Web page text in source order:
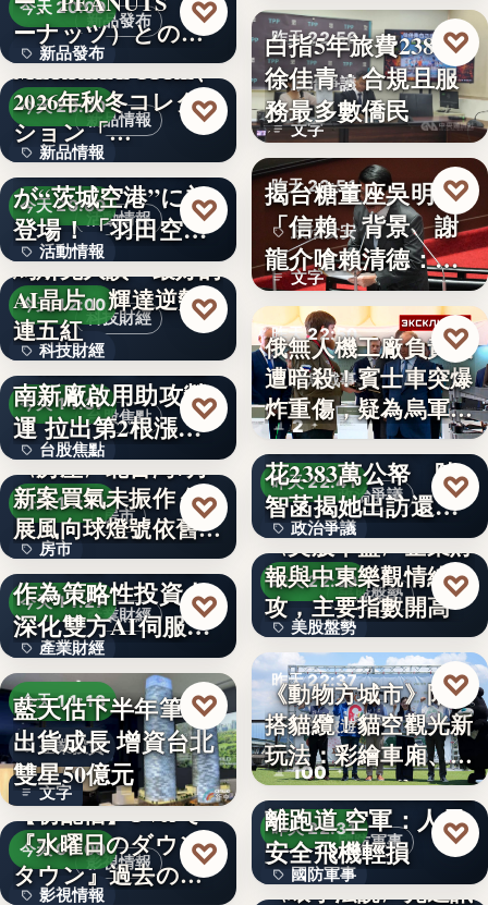
新品發布
今天 20:00
新品發布
12
ーナッツ）との
コ…
♡
新品情報
今天 20:00
新品情報
6
MERRELL 1TRL、
2026年秋冬コレク
ション「…
♡
活動情報
今天 20:00
活動情報
文字
羽田空港限定商品
が“茨城空港”に初
登場！「羽田空港
フェア…
♡
科技財經
今天 12:00
科技財經
15.4%
馬斯克大讚「最好的
AI晶片」輝達逆勢
連五紅
♡
台股焦點
今天 11:37
台股焦點
文字
〈焦點股〉喬山越
南新廠啟用助攻營
運 拉出第2根漲停
但未鎖…
♡
房市
今天 11:31
房市
35.5
〈房產〉北台灣7月
新案買氣未振作 住
展風向球燈號依舊閃
衰…
♡
產業財經
今天 11:27
產業財經
文字
M31私募引進信驊
作為策略性投資人
深化雙方AI伺服
器…
♡
今天 11:18
企業投資
文字
藍天估下半年筆電
出貨成長 增資台北
雙星50億元
♡
影視情報
今天 08:00
影視情報
【初配信】TVerで
『水曜日のダウン
タウン』過去の傑
♡
昨天 22:56
政治爭議
文字
白指5年旅費2383萬
徐佳青：合規且服
務最多數僑民
♡
昨天 22:51
政治食安
文字
揭台糖董座吳明昌
「信賴」背景 謝
龍介嗆賴清德：要
用全台健…
♡
昨天 22:50
俄烏戰事
2
俄無人機工廠負責人
遭暗殺！賓士車突爆
炸重傷，疑為烏軍針
對…
♡
政治爭議
昨天 22:41
政治爭議
文字
徐佳青5年出國47次
花2383萬公帑 陳
智菡揭她出訪還
安…
♡
美股盤勢
昨天 22:39
美股盤勢
11.67%
〈美股早盤〉企業財
報與中東樂觀情緒助
攻，主要指數開高
♡
昨天 22:37
觀光旅遊
100
《動物方城市》陪你
搭貓纜！貓空觀光新
玩法：彩繪車廂、星
空…
♡
國防軍事
昨天 22:31
國防軍事
F-16V夜航因降雨偏
離跑道 空軍：人員
安全飛機輕損
♡
〈環宇法說〉光通訊